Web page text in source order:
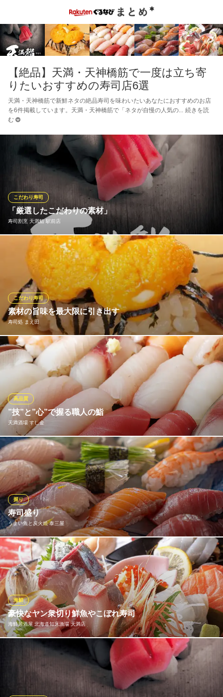
【絶品】天満・天神橋筋で一度は立ち寄
りたいおすすめの寿司店6選
天満・天神橋筋で新鮮ネタの絶品寿司を味わいたいあなたにおすすめのお店
を6件掲載しています。天満・天神橋筋で「ネタが自慢の人気の
続きを読
む
「厳選したこだわりの素材」
寿司割烹 天満鮨 駅前店
こだわり寿司
自慢の寿司ネタは、新鮮なこだわりの旬魚を使用。妥協を許さず
本当に良いもののみを買い付けしております。
寿司割烹 天満鮨 駅前店
寿司・和食
ＪＲ大阪環状線天満駅 徒歩2分
大阪府大阪市北区天神橋4-10-21 MDビル 2
素材の旨味を最大限に引き出す
寿司処 まえ田
こだわり寿司
江戸前鮨を握るのは、真剣に働く姿に多くのファンを魅了してい
る職人の店主。特に力を入れている「小肌」や、軍艦ではなく握
りで提供する「雲丹」など、どれも食べていただきたいものばか
りです。紀州の風土が育てる和歌山県の湯浅醤油をつけてご堪能
ください。
寿司処 まえ田
職人が握る江戸前鮨
ＪＲ大阪環状線天満駅 徒歩1分
大阪府大阪市北区天神橋4-5-11
”技”と”心”で握る職人の鮨
天満酒場 すし金
高品質
素材から調理まで、細部にまでこだわりを貫いた確かな味をご提
供しております。本マグロなら大トロは勿論、いくらや金目鯛な
ど。上質なネタもご用意。当店オリジナルの「雲丹といくらの贅
沢寿司」や「海鮮ユッケ雲丹いくらのせもなか」も自慢のメニュ
ー♪利き酒師が選んだ日本酒や、手間ひまかけた一品料理もおすす
めです。
天満酒場 すし金
鮨
ＪＲ大阪環状線天満駅 徒歩2分
大阪府大阪市北区天神橋5-7-28
寿司盛り
うまい魚と炭火焼 泰三屋
握り
新鮮な魚介類をつかった寿司もおすすめです。うにといくらをあ
ふれるまで豪快にのせた軍艦寿司は当店に来た際はぜひ食べてい
ただきたい逸品です◎
うまい魚と炭火焼 泰三屋
魚介・炭火焼専門店
大阪メトロ谷町線天神橋筋六丁目駅 徒歩1分
大阪府大阪市北区天神橋6-5-34
豪快なヤン衆切り鮮魚やこぼれ寿司
海鮮居酒屋 北海道知床漁場 天満店
海鮮
本場の味を再現した、豪快な「ヤン衆切り鮮魚」「中落ち本まぐ
ろ手巻き寿司」580円から楽しめる「海鮮あて巻き」や、「こぼれ
寿司」など贅沢なご褒美あて巻きをご用意。北海道の海と大地の
恵みを味わうご馳走酒場です！